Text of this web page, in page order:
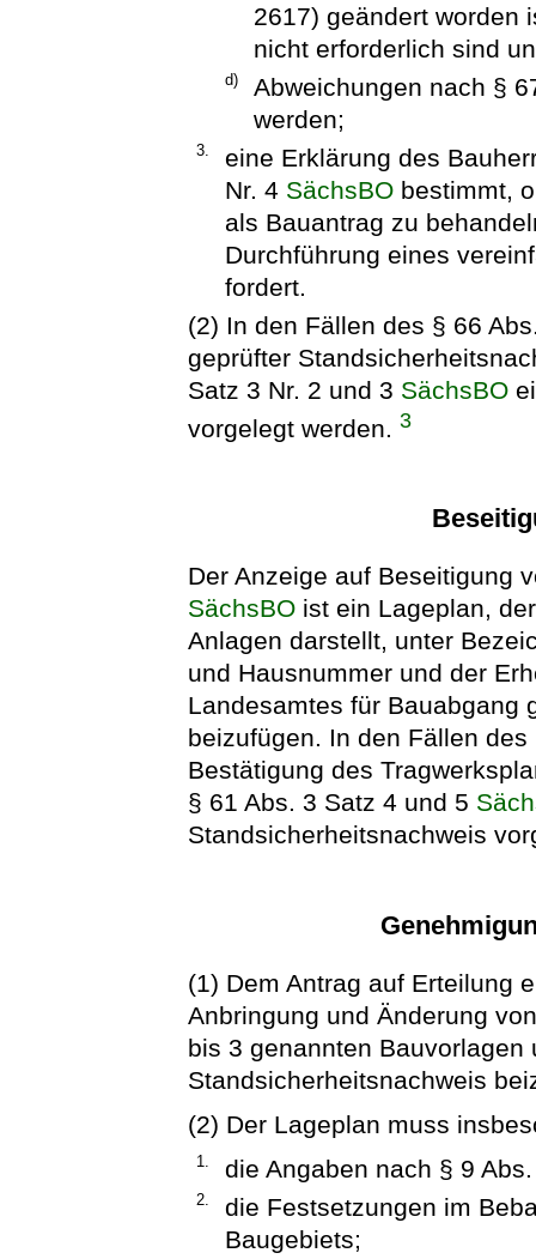
2617) geändert worden
nicht erforderlich sind
d)
Abweichungen nach §
werden;
3.
eine Erklärung des
Nr. 4 SächsBObestimmt,
als Bauantrag zu
Durchführung eines
fordert.
(2) In den Fällen des § 66
geprüfter
Satz 3 Nr. 2 und 3 SächsBO
vorgelegt werden.3
Der Anzeige auf Beseitigung
SächsBO ist ein Lageplan,
Anlagen darstellt, unter
und Hausnummer und der
Landesamtes für Bauabgang
beizufügen. In den Fällen
Bestätigung des
§ 61 Abs. 3 Satz 4 und 5
Standsicherheitsnachweis
(1) Dem Antrag auf Erteilung
Anbringung und Änderung
bis 3 genannten
Standsicherheitsnachweis
(2) Der Lageplan muss
1. die Angaben nach § 9
2.
die Festsetzungen im
Baugebiets;